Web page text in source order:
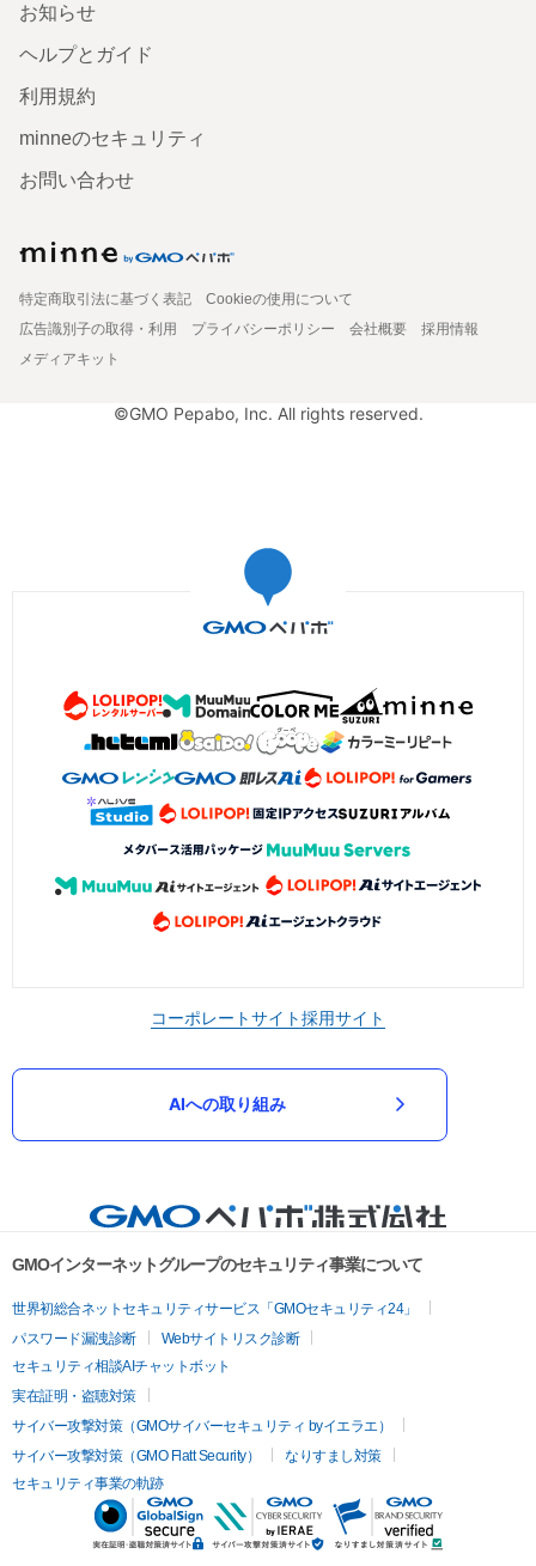
お知らせ
ヘルプとガイド
利用規約
minneのセキュリティ
お問い合わせ
特定商取引法に基づく表記
Cookieの使用について
広告識別子の取得・利用
プライバシーポリシー 会社概要
採用情報
メディアキット
©GMO Pepabo, Inc. All rights reserved.
コーポレートサイト採用サイト
AIへの取り組み
GMOインターネットグループのセキュリティ事業について
世界初総合ネットセキュリティサービス「GMOセキュリティ24」
パスワード漏洩診断
Webサイトリスク診断
セキュリティ相談AIチャットボット
実在証明・盗聴対策
サイバー攻撃対策（GMOサイバーセキュリティ byイエラエ）
サイバー攻撃対策（GMO Flatt Security）
なりすまし対策
セキュリティ事業の軌跡